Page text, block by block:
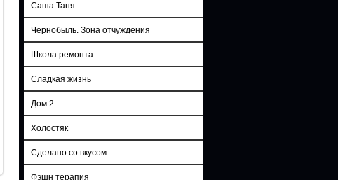
Саша Таня
Чернобыль. Зона отчуждения
Школа ремонта
Сладкая жизнь
Дом 2
Холостяк
Сделано со вкусом
Фэшн терапия